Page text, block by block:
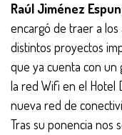
Raúl Jiménez
encargó de traer a los
distintos proyectos
que ya cuenta con un
la red Wifi en el Hotel
nueva red de
Tras su ponencia nos